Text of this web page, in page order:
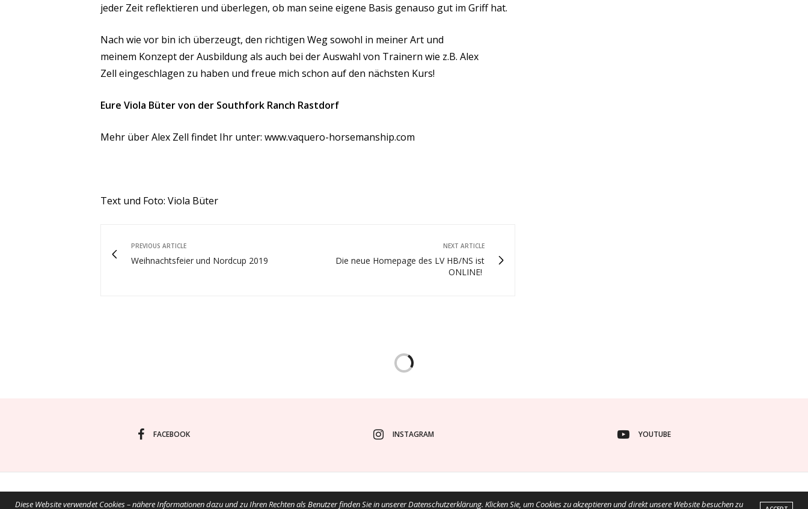
jeder Zeit reflektieren und überlegen, ob man seine eigene Basis genauso gut im Griff hat.
Nach wie vor bin ich überzeugt, den richtigen Weg sowohl in meiner Art und
meinem Konzept der Ausbildung als auch bei der Auswahl von Trainern wie z.B. Alex
Zell eingeschlagen zu haben und freue mich schon auf den nächsten Kurs!
Eure Viola Büter von der Southfork Ranch Rastdorf
Mehr über Alex Zell findet Ihr unter: www.vaquero-horsemanship.com
Text und Foto: Viola Büter
PREVIOUS ARTICLE
Weihnachtsfeier und Nordcup 2019
NEXT ARTICLE
Die neue Homepage des LV HB/NS ist
ONLINE!
FACEBOOK INSTAGRAM YOUTUBE
Diese Website verwendet Cookies – nähere Informationen dazu und zu Ihren Rechten als Benutzer finden Sie in unserer Datenschutzerklärung. Klicken Sie, um Cookies zu akzeptieren und direkt unsere Website besuchen zu